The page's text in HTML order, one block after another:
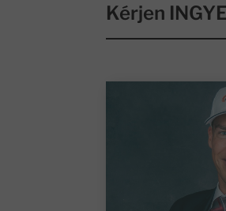
Kérjen